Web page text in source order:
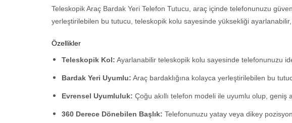
Teleskopik Araç Bardak Yeri Telefon Tutucu, araç içinde telefonunuzu
yerleştirilebilen bu tutucu, teleskopik kolu sayesinde yüksekliği
Özellikler
Teleskopik Kol: Ayarlanabilir teleskopik kolu sayesinde telefonunuzu
Bardak Yeri Uyumlu: Araç bardaklığına kolayca yerleştirilebilen bu
Evrensel Uyumluluk: Çoğu akıllı telefon modeli ile uyumlu olup, geniş
360 Derece Dönebilen Başlık: Telefonunuzu yatay veya dikey